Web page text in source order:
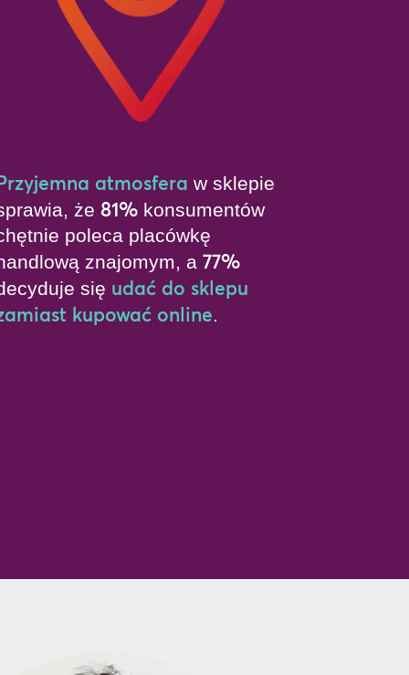
atmosfera w sklepie
że 81%konsumentów
poleca placówkę
znajomym, a 77%
się udać do sklepu
kupować online.